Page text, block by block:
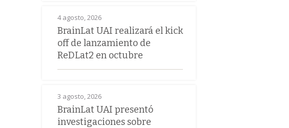
4 agosto, 2026
BrainLat UAI realizará el kick
off de lanzamiento de
ReDLat2 en octubre
3 agosto, 2026
BrainLat UAI presentó
investigaciones sobre